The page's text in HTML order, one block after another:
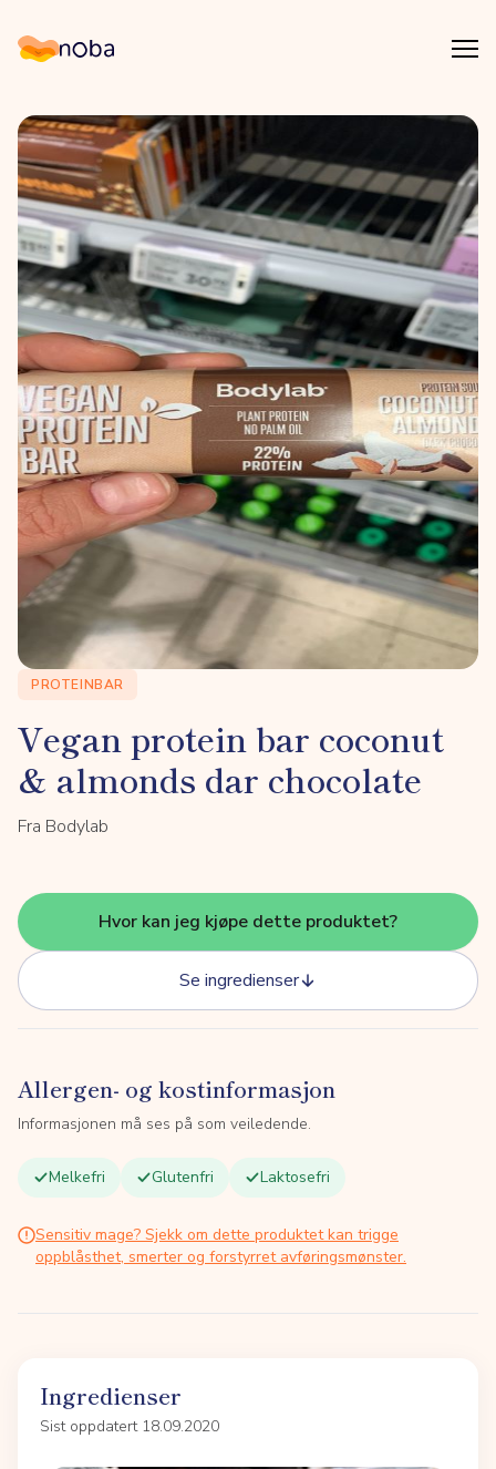
Noba
PROTEINBAR
Vegan protein bar coconut
& almonds dar chocolate
Fra Bodylab
Hvor kan jeg kjøpe dette produktet?
Se ingredienser
Allergen- og kostinformasjon
Informasjonen må ses på som veiledende.
Melkefri Glutenfri Laktosefri
Sensitiv mage? Sjekk om dette produktet kan trigge
oppblåsthet, smerter og forstyrret avføringsmønster.
Ingredienser
Sist oppdatert 18.09.2020